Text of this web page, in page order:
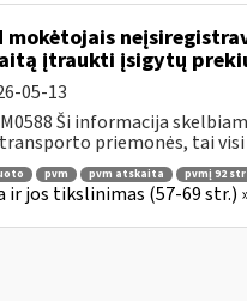
mokėtojais
įtraukti įsigytų
05-13
Ši informacija
priemonės, tai visi
pvm pvm atskaita pvmį 92 str
ir jos tikslinimas (57-69 str.)